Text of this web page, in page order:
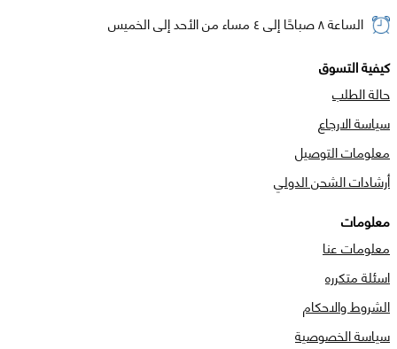
الساعة ٨ صباحًا إلى ٤ مساء من الأحد إلى الخميس
كيفية التسوق
حالة الطلب
سياسة الارجاع
معلومات التوصيل
أرشادات الشحن الدولي
معلومات
معلومات عنا
اسئلة متكرره
الشروط والاحكام
سياسة الخصوصية